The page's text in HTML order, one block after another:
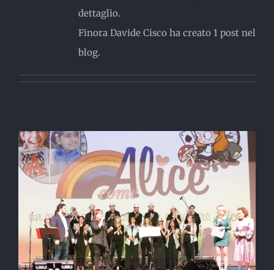
dettaglio.
Finora Davide Cisco ha creato 1 post nel
blog.